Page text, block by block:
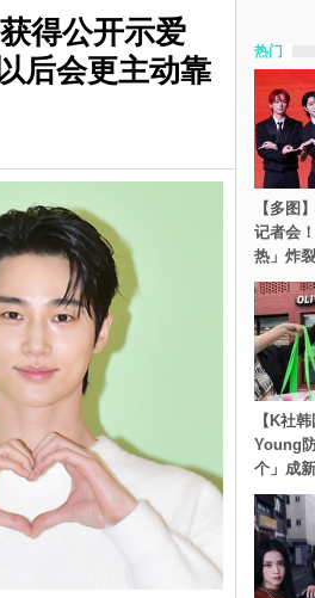
得公开示爱
后会更主动靠
热门
【多图
记者会
热」炸
【K社
Young
个」成